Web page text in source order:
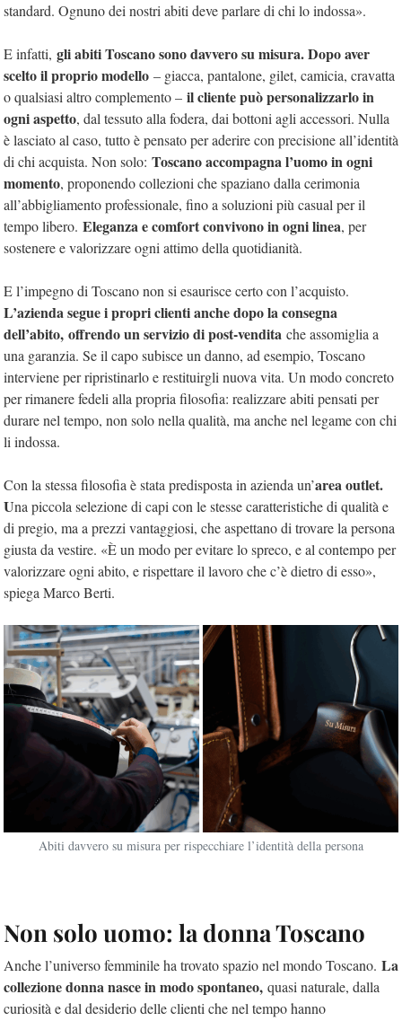
standard. Ognuno dei nostri abiti deve parlare di chi lo indossa».
E infatti, gli abiti Toscano sono davvero su misura. Dopo aver
scelto il proprio modello – giacca, pantalone, gilet, camicia, cravatta
o qualsiasi altro complemento – il cliente può personalizzarlo in
ogni aspetto, dal tessuto alla fodera, dai bottoni agli accessori. Nulla
è lasciato al caso, tutto è pensato per aderire con precisione all’identità
di chi acquista. Non solo: Toscano accompagna l’uomo in ogni
momento, proponendo collezioni che spaziano dalla cerimonia
all’abbigliamento professionale, fino a soluzioni più casual per il
tempo libero. Eleganza e comfort convivono in ogni linea, per
sostenere e valorizzare ogni attimo della quotidianità.
E l’impegno di Toscano non si esaurisce certo con l’acquisto.
L’azienda segue i propri clienti anche dopo la consegna
dell’abito, offrendo un servizio di post-vendita che assomiglia a
una garanzia. Se il capo subisce un danno, ad esempio, Toscano
interviene per ripristinarlo e restituirgli nuova vita. Un modo concreto
per rimanere fedeli alla propria filosofia: realizzare abiti pensati per
durare nel tempo, non solo nella qualità, ma anche nel legame con chi
li indossa.
Con la stessa filosofia è stata predisposta in azienda un’area outlet.
Una piccola selezione di capi con le stesse caratteristiche di qualità e
di pregio, ma a prezzi vantaggiosi, che aspettano di trovare la persona
giusta da vestire. «È un modo per evitare lo spreco, e al contempo per
valorizzare ogni abito, e rispettare il lavoro che c’è dietro di esso»,
spiega Marco Berti.
Abiti davvero su misura per rispecchiare l’identità della persona
Non solo uomo: la donna Toscano
Anche l’universo femminile ha trovato spazio nel mondo Toscano. La
collezione donna nasce in modo spontaneo, quasi naturale, dalla
curiosità e dal desiderio delle clienti che nel tempo hanno